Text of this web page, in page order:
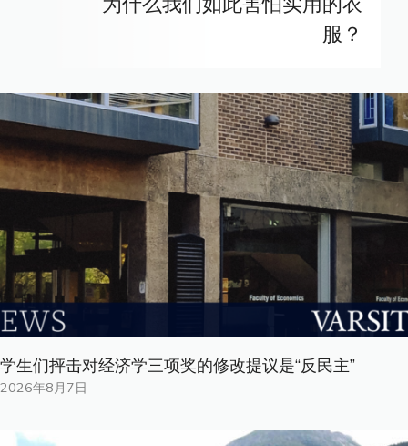
服？
学生们抨击对经济学三项奖的修改提议是“反民主”
2026年8月7日